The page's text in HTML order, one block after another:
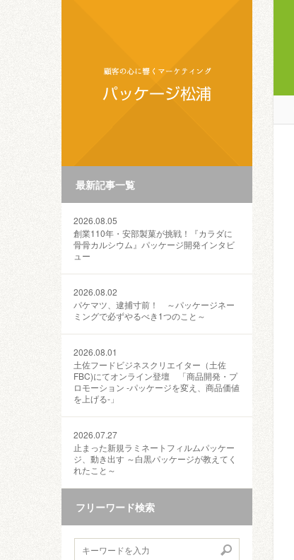
最新記事一覧
2026.08.05
創業110年・安部製菓が挑戦！『カラダに
骨骨カルシウム』パッケージ開発インタビ
ュー
2026.08.02
パケマツ、逮捕寸前！ ～パッケージネー
ミングで必ずやるべき1つのこと～
2026.08.01
土佐フードビジネスクリエイター（土佐
FBC)にてオンライン登壇 「商品開発・プ
ロモーション ‐パッケージを変え、商品価値
を上げる‐」
2026.07.27
止まった新規ラミネートフィルムパッケー
ジ、動き出す ～白黒パッケージが教えてく
れたこと～
フリーワード検索